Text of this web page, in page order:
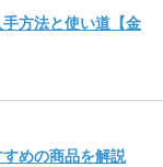
手方法と使い道【金
すめの商品を解説